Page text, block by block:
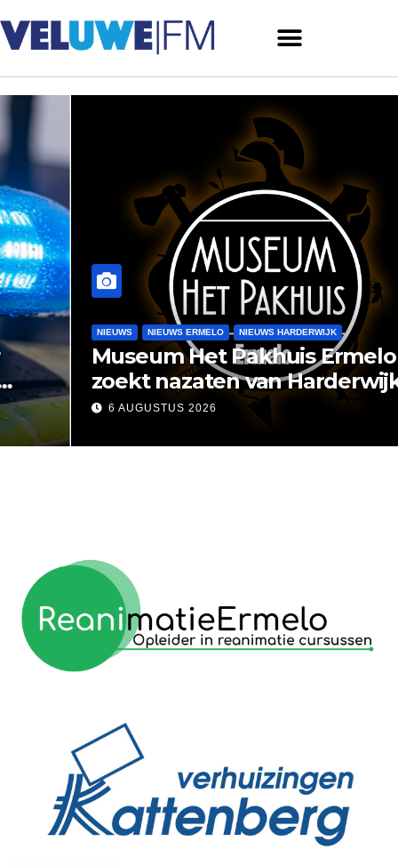
NIEUWS ERMELO NIEUWS HARDERWIJK
Museum Het Pakhuis Ermelo
zoekt nazaten van Harderwijkse
visser
6 AUGUSTUS 2026
reanimatie ermelo